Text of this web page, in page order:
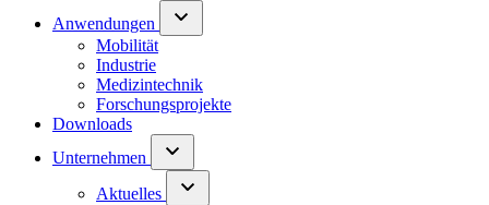
Anwendungen
Mobilität
Industrie
Medizintechnik
Forschungsprojekte
Downloads
Unternehmen
Aktuelles